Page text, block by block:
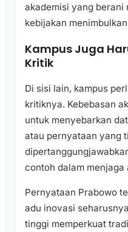
akademisi yang berani
kebijakan
Kampus Juga
Kritik
Di sisi lain, kampus
kritiknya. Kebebasan
untuk menyebarkan
atau pernyataan yang
contoh dalam menjaga
Pernyataan Prabowo
adu inovasi
tinggi memperkuat